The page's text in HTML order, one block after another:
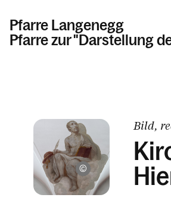
Pfarre Langenegg
Pfarre zur "Darstellung
Sakramente
Tod, Beerdigung & Trauer
Pfarrkirche und Kapellen
Pfarrblatt
Mario Nußbaumer
Bild,